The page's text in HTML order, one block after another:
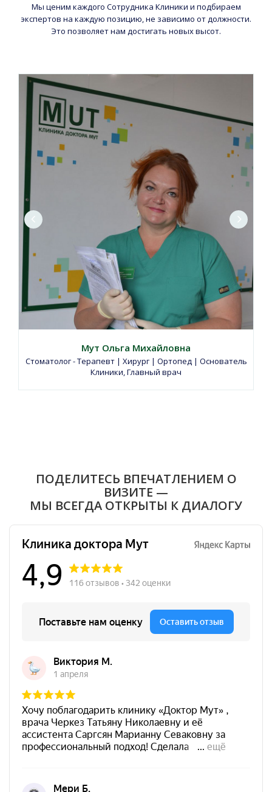
Мы ценим каждого Сотрудника Клиники и подбираем
экспертов на каждую позицию, не зависимо от должности.
Это позволяет нам достигать новых высот.
Мут Ольга Михайловна
Стоматолог - Терапевт | Хирург | Ортопед | Основатель
Клиники, Главный врач
ПОДЕЛИТЕСЬ ВПЕЧАТЛЕНИЕМ О
ВИЗИТЕ —
МЫ ВСЕГДА ОТКРЫТЫ К ДИАЛОГУ